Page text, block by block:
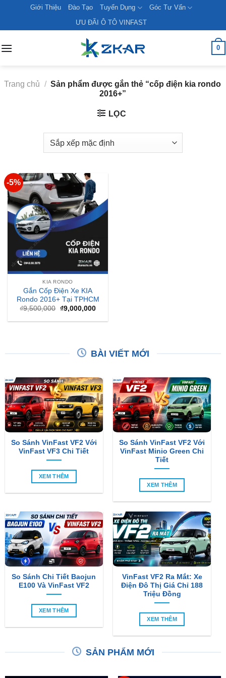
content
Giới Thiệu Đào Tạo Tuyển Dụng
Góc Tư Vấn
ƯU ĐÃI Ô TÔ VINFAST
0
Trang chủ / Sản phẩm được gắn thẻ “cốp điện kia rondo
2016+”
LỌC
-5%
KIA RONDO
Gắn Cốp Điện Xe KIA
Rondo 2016+ Tại TPHCM
₫9,500,000 Giá
là:
₫9,000,000Giá
tại
BÀI VIẾT MỚI
So Sánh VinFast VF2 Với
VinFast VF3 Chi Tiết
XEM THÊM
So Sánh VinFast VF2 Với
VinFast Minio Green Chi
Tiết
XEM THÊM
So Sánh Chi Tiết Baojun
E100 Và VinFast VF2
XEM THÊM
VinFast VF2 Ra Mắt: Xe
Điện Đô Thị Giá Chỉ 188
Triệu Đồng
XEM THÊM
SẢN PHẨM MỚI